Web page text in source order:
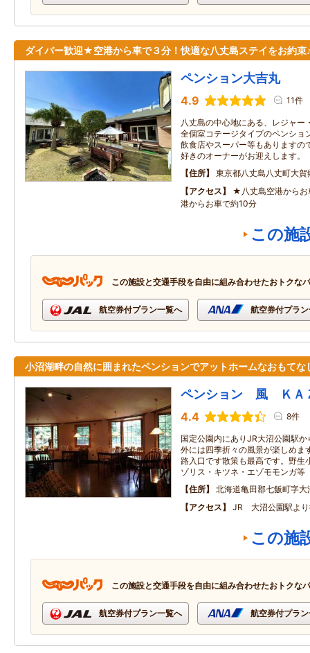
ダイバー歓迎★空港から車で３分！快適な八丈島ステイをお約束
ペンション大吉丸
4.9 11件
八丈島の中心地にある、レジャー
全個室コテージタイプのペンショ
飲食店やスーパー等もありますの
好きのオーナーがお迎えします。
住所
東京都八丈島八丈町大
アクセス
★八丈島空港から
港からお車で約10分
この施
この施設と交通手段を自由に組み合わせたおトクな
航空券付プラン一覧へ 航空券付プラ
小沼湖畔の自然に囲まれたペンションでアットホームなおもてな
ペンション 風 ＫＡ
4.4 8件
国定公園内にありJR大沼公園駅
外には四季折々の風景が楽しめま
路入口です散策も最高です。野生
ゾリス・キツネ・エゾモモンガ等
住所
北海道亀田郡七飯町字大
アクセス
JR 大沼公園駅より
この施
この施設と交通手段を自由に組み合わせたおトクな
航空券付プラン一覧へ 航空券付プラ